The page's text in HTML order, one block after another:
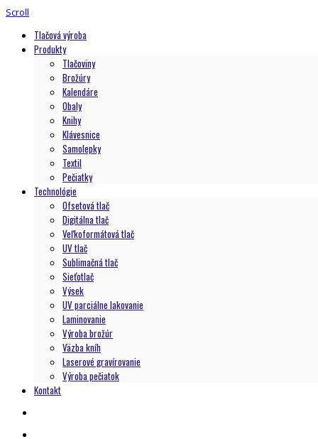
Scroll
Tlačová výroba
Produkty
Tlačoviny
Brožúry
Kalendáre
Obaly
Knihy
Klávesnice
Samolepky
Textil
Pečiatky
Technológie
Ofsetová tlač
Digitálna tlač
Veľkoformátová tlač
UV tlač
Sublimačná tlač
Sieťotlač
Výsek
UV parciálne lakovanie
Laminovanie
Výroba brožúr
Väzba kníh
Laserové gravírovanie
Výroba pečiatok
Kontakt